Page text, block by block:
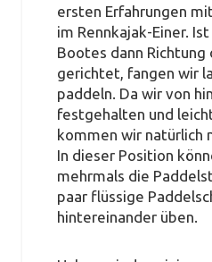
ersten Erfahrungen
im Rennkajak-Einer.
Bootes dann
gerichtet, fangen wir
paddeln. Da wir von
festgehalten und
kommen wir natürlich
In dieser Position
mehrmals die
paar flüssige
hintereinander üben.